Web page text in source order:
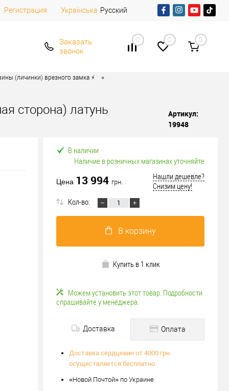
Регистрация Українська Русский
Заказать
звонок
0 0 0
(личинки) врезного замка ⚡️ •
сторона) латунь
Артикул:
19948
В наличии
Наличие в розничных магазинах уточняйте
Цена 13 994 грн.
Нашли дешевле?
Снизим цену!
Кол-во:
В корзину
Купить в 1 клик
Можем установить этот товар. Подробности
спрашивайте у менеджера.
Доставка Оплата
Доставка сердцевин от 4000 грн
осуществляется бесплатно
«Новой Почтой» по Украине